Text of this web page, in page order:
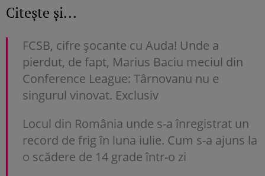
Citește și...
FCSB, cifre șocante cu Auda! Unde a
pierdut, de fapt, Marius Baciu meciul din
Conference League: Târnovanu nu e
singurul vinovat. Exclusiv
Locul din România unde s-a înregistrat un
record de frig în luna iulie. Cum s-a ajuns la
o scădere de 14 grade într-o zi